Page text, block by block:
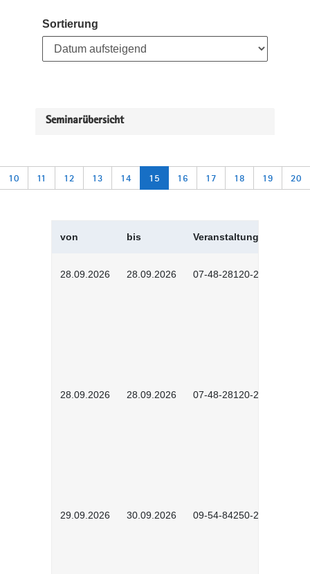
Sortierung
Seminarübersicht
10 11 12 13 14 15 16 17 18 19 20
von bis Veranstaltungskürzel
28.09.2026 28.09.2026 07-48-28120-2601
28.09.2026 28.09.2026 07-48-28120-2602
29.09.2026 30.09.2026 09-54-84250-2302